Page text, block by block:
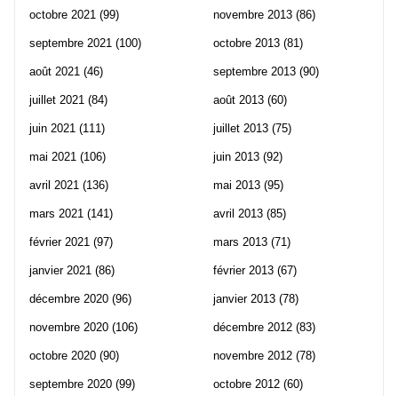
octobre 2021 (99)
septembre 2021 (100)
août 2021 (46)
juillet 2021 (84)
juin 2021 (111)
mai 2021 (106)
avril 2021 (136)
mars 2021 (141)
février 2021 (97)
janvier 2021 (86)
décembre 2020 (96)
novembre 2020 (106)
octobre 2020 (90)
septembre 2020 (99)
novembre 2013 (86)
octobre 2013 (81)
septembre 2013 (90)
août 2013 (60)
juillet 2013 (75)
juin 2013 (92)
mai 2013 (95)
avril 2013 (85)
mars 2013 (71)
février 2013 (67)
janvier 2013 (78)
décembre 2012 (83)
novembre 2012 (78)
octobre 2012 (60)